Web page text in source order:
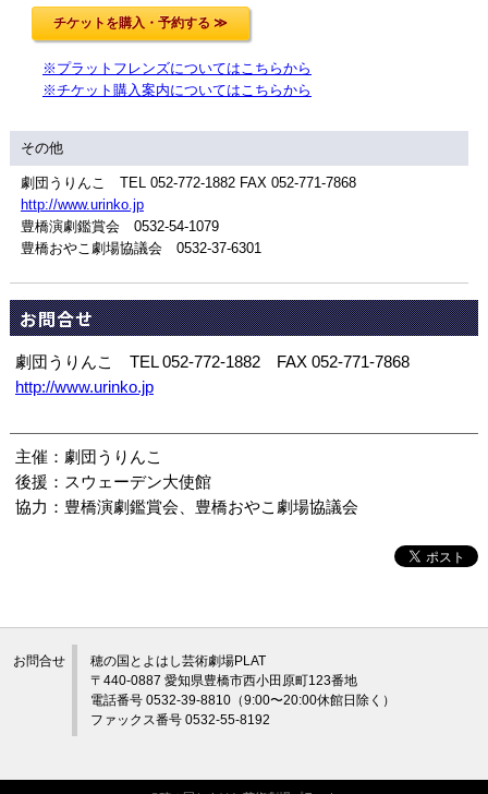
※プラットフレンズについてはこちらから
※チケット購入案内についてはこちらから
その他
劇団うりんこ TEL 052-772-1882 FAX 052-771-7868
http://www.urinko.jp
豊橋演劇鑑賞会 0532-54-1079
豊橋おやこ劇場協議会 0532-37-6301
お問合せ
劇団うりんこ TEL 052-772-1882 FAX 052-771-7868
http://www.urinko.jp
主催：劇団うりんこ
後援：スウェーデン大使館
協力：豊橋演劇鑑賞会、豊橋おやこ劇場協議会
お問合せ
穂の国とよはし芸術劇場PLAT
〒440-0887 愛知県豊橋市西小田原町123番地
電話番号 0532-39-8810（9:00〜20:00休館日除く）
ファックス番号 0532-55-8192